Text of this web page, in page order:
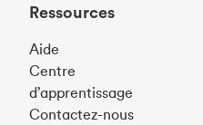
Ressources
Aide
Centre
d’apprentissage
Contactez-nous